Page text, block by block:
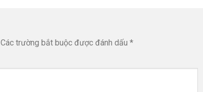
Các trường bắt buộc được đánh dấu *